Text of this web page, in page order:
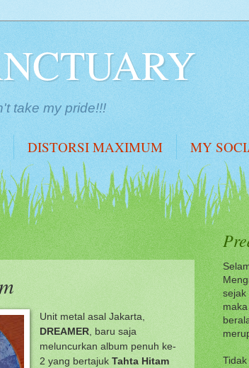
take my pride!!!
DISTORSI MAXIMUM MY
Unit metal asal Jakarta,
DREAMER, baru saja
meluncurkan album penuh ke-
2 yang bertajukTahta Hitam
sejak